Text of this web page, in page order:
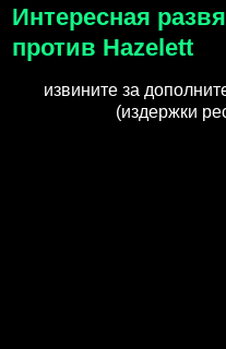
Интересная
против Hazelett
извините за
(издержки